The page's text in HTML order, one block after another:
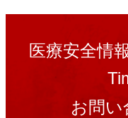
医療安全情
お問い